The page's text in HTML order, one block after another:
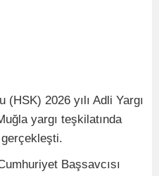
2026 yılı Adli Yargı
yargı teşkilatında
Başsavcısı